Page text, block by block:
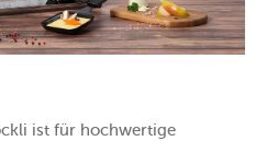
ist für hochwertige